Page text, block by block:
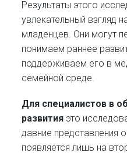
Результаты этого
увлекательный взгляд
младенцев. Они могут
понимаем раннее
поддерживаем его в
семейной среде.
Для специалистов в
развития это
давние представления
появляется лишь на